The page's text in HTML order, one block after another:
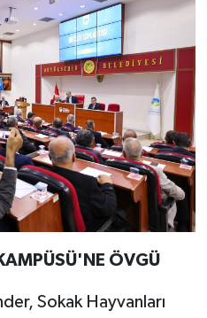
ÖVGÜ
Sokak Hayvanları